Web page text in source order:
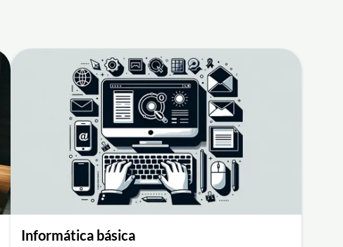
Informática básica